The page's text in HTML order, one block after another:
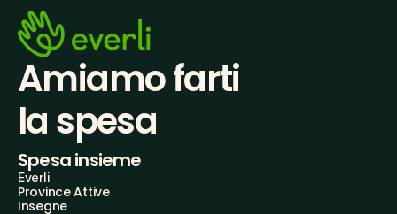
Amiamo farti
la spesa
Spesa insieme
Everli
Province Attive
Insegne